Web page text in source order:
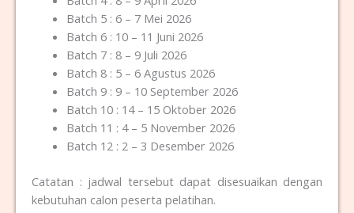
Batch 5 : 6 – 7 Mei 2026
Batch 6 : 10 – 11 Juni 2026
Batch 7 : 8 – 9 Juli 2026
Batch 8 : 5 – 6 Agustus 2026
Batch 9 : 9 – 10 September 2026
Batch 10 : 14 – 15 Oktober 2026
Batch 11 : 4 – 5 November 2026
Batch 12 : 2 – 3 Desember 2026
Catatan : jadwal tersebut dapat disesuaikan dengan
kebutuhan calon peserta pelatihan.